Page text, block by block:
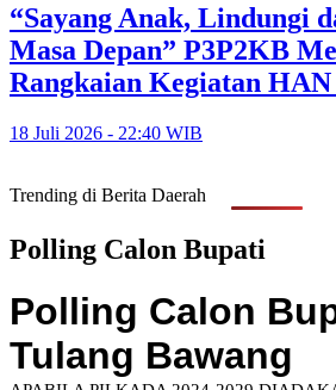
“Sayang Anak, Lindungi
Masa Depan” P3P2KB
Rangkaian Kegiatan HAN
18 Juli 2026 - 22:40 WIB
Trending di Berita Daerah
Polling Calon Bupati